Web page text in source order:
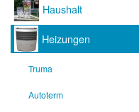
Haushalt
Heizungen
Truma
Autoterm